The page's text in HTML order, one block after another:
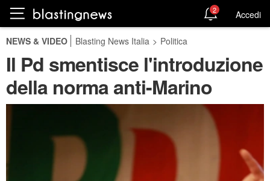
2 Accedi
NEWS & VIDEO Blasting News Italia > Politica
Il Pd smentisce l'introduzione
della norma anti-Marino